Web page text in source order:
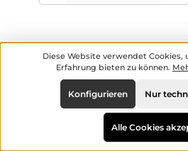
Diese Website verwendet
Erfahrung bieten zu können.
Nur
Konfigurieren
Alle Cookies